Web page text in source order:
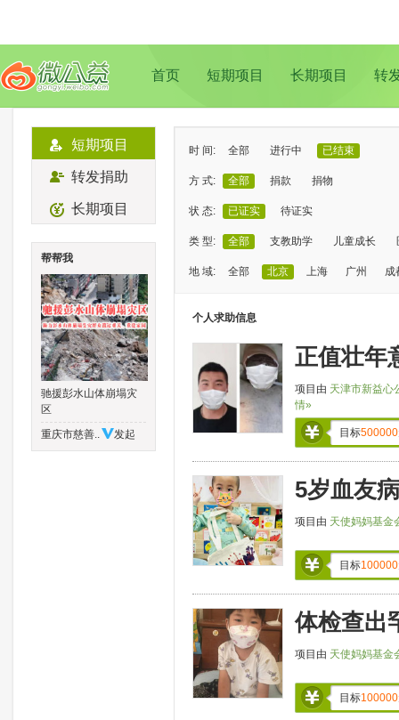
首页 短期项目 长期项目 转
短期项目
转发捐助
长期项目
帮帮我
驰援彭水山体崩塌灾
区
重庆市慈善..
发起
时 间: 全部 进行中 已结束
方 式: 全部 捐款 捐物
状 态: 已证实 待证实
类 型: 全部 支教助学 儿童成长
地 域: 全部 北京 上海 广州 成
个人求助信息
正值壮年
项目由 天津市新益心
情»
目标500000
5岁血友
项目由 天使妈妈基金
目标100000
体检查出
项目由 天使妈妈基金
目标100000